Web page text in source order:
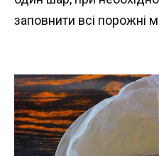
заповнити всі порожні